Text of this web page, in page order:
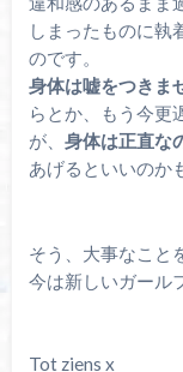
しまったものに執
のです。
身体は嘘をつきま
らとか、もう今更
が、 身体は正直な
あげるといいのか
そう、大事なこと
今は新しいガール
Tot ziens x